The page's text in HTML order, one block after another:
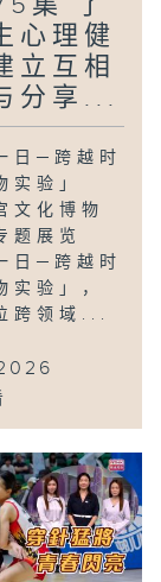
心理健
立互相
分享...
日─跨越时
实验」
文化博物
题展览
日─跨越时
实验」，
跨领域...